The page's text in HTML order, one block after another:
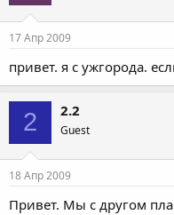
17 Апр 2009
привет. я с ужгорода.
2 2.2
Guest
18 Апр 2009
Привет. Мы с другом